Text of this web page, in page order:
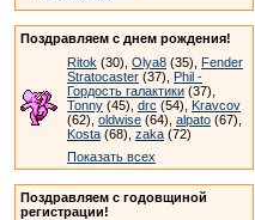
Поздравляем с днем рождения!
Ritok (30), Olya8 (35), Fender
Stratocaster (37), Phil -
Гордость галактики (37),
Tonny (45), drc (54), Kravcov
(62), oldwise (64), alpato (67),
Kosta (68), zaka (72)
Показать всех
Поздравляем с годовщиной
регистрации!